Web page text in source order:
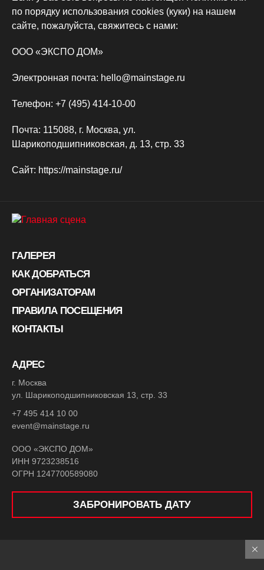
по порядку использования cookies (куки) на нашем
сайте, пожалуйста, свяжитесь с нами:
ООО «ЭКСПО ДОМ»
Электронная почта: hello@mainstage.ru
Телефон: +7 (495) 414-10-00
Почта: 115088, г. Москва, ул.
Шарикоподшипниковская, д. 13, стр. 33
Сайт: https://mainstage.ru/
АДРЕС
г. Москва
ул. Шарикоподшипниковская 13, стр. 33
+7 495 414 10 00
event@mainstage.ru
ЗАБРОНИРОВАТЬ ДАТУ
ГАЛЕРЕЯ
КАК ДОБРАТЬСЯ
ОРГАНИЗАТОРАМ
ПРАВИЛА ПОСЕЩЕНИЯ
КОНТАКТЫ
ООО «ЭКСПО ДОМ»
ИНН 9723238516
ОГРН 1247700589080